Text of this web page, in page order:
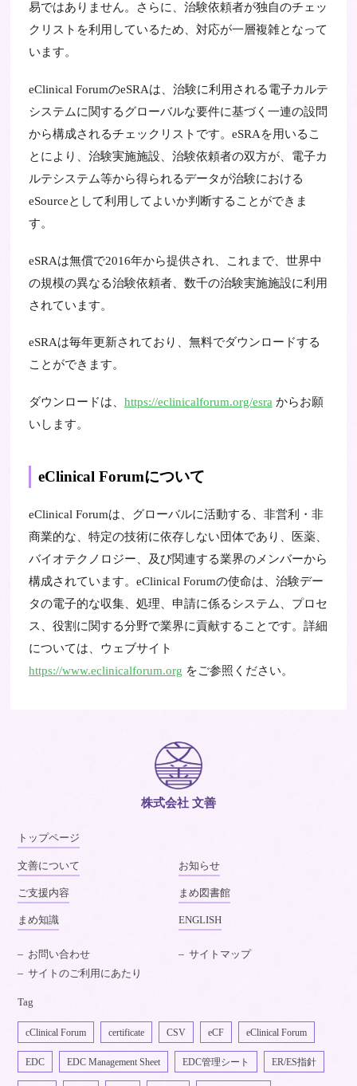
易ではありません。さらに、治験依頼者が独自のチェッ
クリストを利用しているため、対応が一層複雑となって
います。
eClinical ForumのeSRAは、治験に利用される電子カルテ
システムに関するグローバルな要件に基づく一連の設問
から構成されるチェックリストです。eSRAを用いるこ
とにより、治験実施施設、治験依頼者の双方が、電子カ
ルテシステム等から得られるデータが治験における
eSourceとして利用してよいか判断することができま
す。
eSRAは無償で2016年から提供され、これまで、世界中
の規模の異なる治験依頼者、数千の治験実施施設に利用
されています。
eSRAは毎年更新されており、無料でダウンロードする
ことができます。
ダウンロードは、 https://eclinicalforum.org/esraからお願
いします。
eClinical Forumについて
eClinical Forumは、グローバルに活動する、非営利・非
商業的な、特定の技術に依存しない団体であり、医薬、
バイオテクノロジー、及び関連する業界のメンバーから
構成されています。eClinical Forumの使命は、治験デー
タの電子的な収集、処理、申請に係るシステム、プロセ
ス、役割に関する分野で業界に貢献することです。詳細
については、ウェブサイト
https://www.eclinicalforum.org をご参照ください。
株式会社 文善
トップページ
文善について お知らせ
ご支援内容 まめ図書館
まめ知識 ENGLISH
お問い合わせ
サイトマップ
サイトのご利用にあたり
Tag
cClinical Forum certificate CSV eCF eClinical Forum
EDC EDC Management Sheet EDC管理シート ER/ES指針